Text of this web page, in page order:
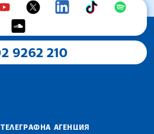
9262 210
АГЕНЦИЯ